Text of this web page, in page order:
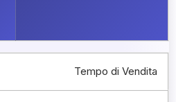
Tempo di Vendita